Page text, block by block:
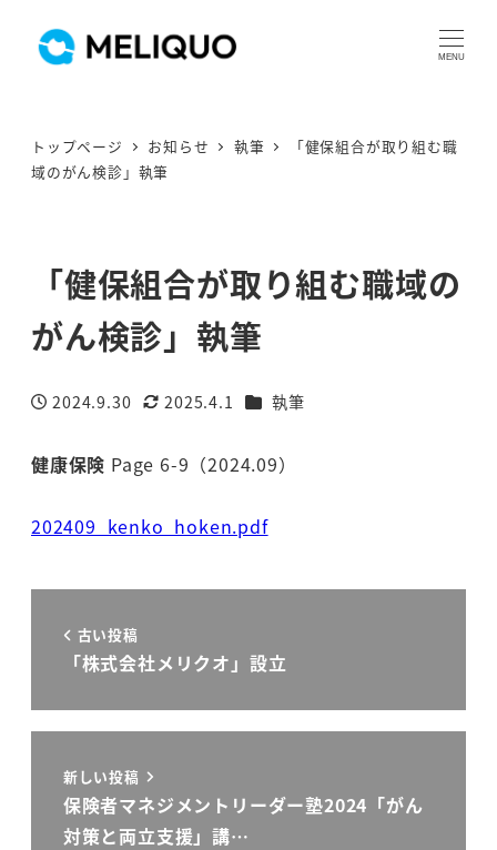
MENU
トップページ お知らせ 執筆
「健保組合が取り組む職
域のがん検診」執筆
「健保組合が取り組む職域の
がん検診」執筆
投稿日
2024.9.30
更新日
2025.4.1 カテゴリー
執筆
健康保険 Page 6-9（2024.09）
202409_kenko_hoken.pdf
古い投稿
「株式会社メリクオ」設立
新しい投稿
保険者マネジメントリーダー塾2024「がん
対策と両立支援」講…